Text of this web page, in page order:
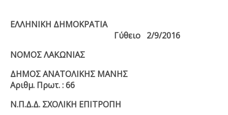
ΕΛΛΗΝΙΚΗ ΔΗΜΟΚΡΑΤΙΑ
Γύθειο 2/9/2016
ΝΟΜΟΣ ΛΑΚΩΝΙΑΣ
ΔΗΜΟΣ ΑΝΑΤΟΛΙΚΗΣ ΜΑΝΗΣ
Αριθμ. Πρωτ. :66
Ν.Π.Δ.Δ. ΣΧΟΛΙΚΗ ΕΠΙΤΡΟΠΗ